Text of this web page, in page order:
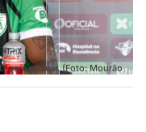
para estrear. (Foto: Mourão